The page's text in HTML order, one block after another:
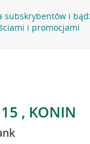
subskrybentów i
i promocjami
, KONIN